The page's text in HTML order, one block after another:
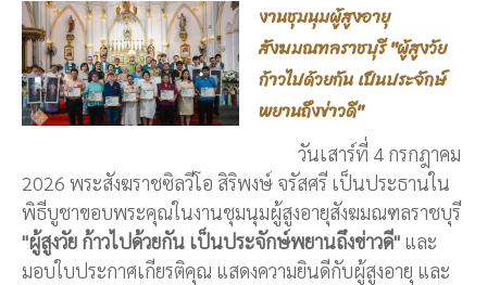
งานชุมนุมผู้สูงอายุ
สังฆมณฑลราชบุรี "ผู้สูงวัย
ก้าวไปด้วยกัน เป็นประจักษ์
พยานถึงข่าวดี"
วันเสาร์ที่ 4 กรกฎาคม
2026 พระสังฆราชซิลวีโอ สิริพงษ์ จรัสศรี เป็นประธานใน
พิธีบูชาขอบพระคุณในงานชุมนุมผู้สูงอายุสังฆมณฑลราชบุรี
"ผู้สูงวัย ก้าวไปด้วยกัน เป็นประจักษ์พยานถึงข่าวดี" และ
มอบใบประกาศเกียรติคุณ แสดงความยินดีกับผู้สูงอายุ และ